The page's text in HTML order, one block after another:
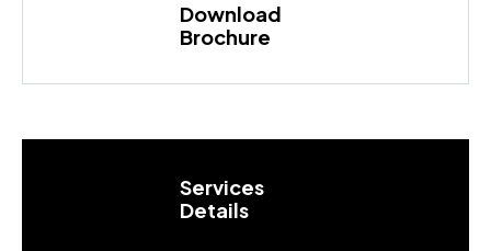
Download
Brochure
Services
Details